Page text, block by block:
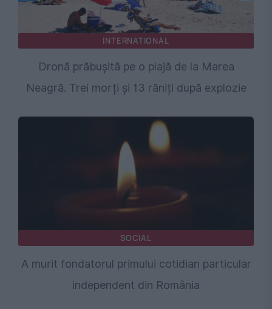
INTERNATIONAL
Dronă prăbușită pe o plajă de la Marea
Neagră. Trei morți și 13 răniți după explozie
SOCIAL
A murit fondatorul primului cotidian particular
independent din România